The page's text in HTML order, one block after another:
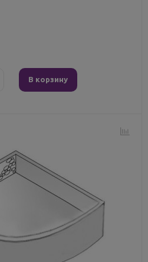
В корзину